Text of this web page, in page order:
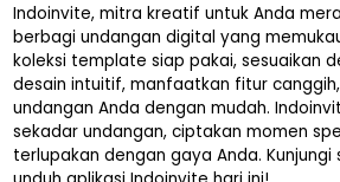
Indoinvite, mitra kreatif untuk Anda
berbagi undangan digital yang
koleksi template siap pakai, sesuaikan
desain intuitif, manfaatkan fitur
undangan Anda dengan mudah.
sekadar undangan, ciptakan momen
terlupakan dengan gaya Anda.